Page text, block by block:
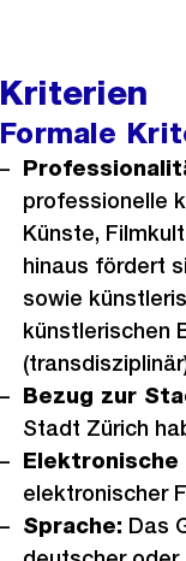
Kriterien
Formale
professionelle
Künste,
hinaus fördert
sowie
künstlerischen
Bezug zur
Stadt Zürich
Elektronische
elektronischer
Sprache: Das